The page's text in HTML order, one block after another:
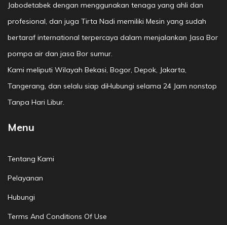
Jabodetabek dengan menggunakan tenaga yang ahli dan
profesional, dan juga Tirta Nadi memiliki Mesin yang sudah
bertaraf international terpercaya dalam menjalankan Jasa Bor
pompa air dan jasa Bor sumur.
Kami meliputi Wilayah Bekasi, Bogor, Depok, Jakarta,
Tangerang, dan selalu siap diHubungi selama 24 Jam nonstop
Tanpa Hari Libur.
Menu
Tentang Kami
Pelayanan
Hubungi
Terms And Conditions Of Use